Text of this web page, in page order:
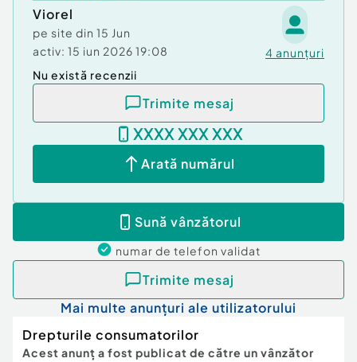
Viorel
pe site din 15 Jun
activ: 15 iun 2026 19:08 4 anunțuri
Nu există recenzii
Trimite mesaj
XXXX XXX XXX
Arată numărul
Sună vânzătorul
numar de telefon validat
Trimite mesaj
Mai multe anunțuri ale utilizatorului
Drepturile consumatorilor
Acest anunț a fost publicat de către un vânzător